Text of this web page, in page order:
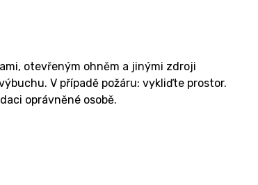
otevřeným ohněm a jinými zdroji
V případě požáru: vykliďte prostor.
oprávněné osobě.